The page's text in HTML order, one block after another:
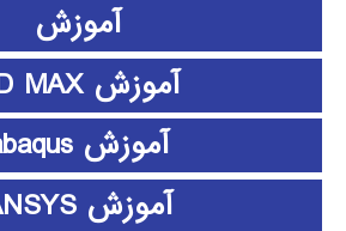
آموزش
آموزش 3D MAX
آموزش abaqus
آموزش ANSYS